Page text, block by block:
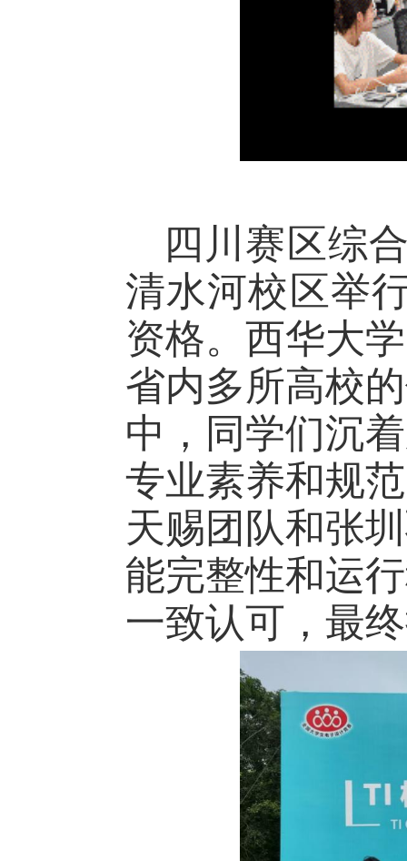
四川赛区综
清水河校区举
资格。西华大学
省内多所高校
中，同学们沉
专业素养和规
天赐团队和张
能完整性和运
一致认可，最